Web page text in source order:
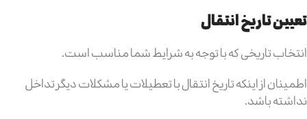
تعیین تاریخ انتقال
انتخاب تاریخی که با توجه به شرایط شما مناسب است.
اطمینان از اینکه تاریخ انتقال با تعطیلات یا مشکلات دیگر تداخل
نداشته باشد.